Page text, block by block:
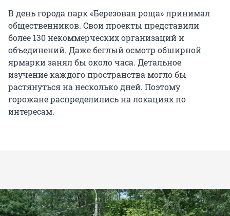
В день города парк «Березовая роща» принимал
общественников. Свои проекты представили
более 130 некоммерческих организаций и
объединений. Даже беглый осмотр обширной
ярмарки занял бы около часа. Детальное
изучение каждого пространства могло бы
растянуться на несколько дней. Поэтому
горожане распределились на локациях по
интересам.